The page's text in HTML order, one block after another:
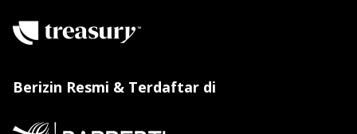
Berizin Resmi & Terdaftar di